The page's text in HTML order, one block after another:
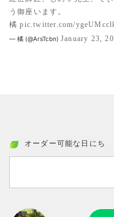
う御座います。
橘pic.twitter.com/
— 橘 (@ArsTcbn) January 23,
オーダー可能な日にち